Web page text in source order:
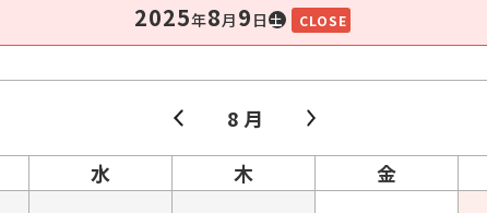
2025年8⽉ 9 ⽇ 土 CLOSE
8 月
水 木 金